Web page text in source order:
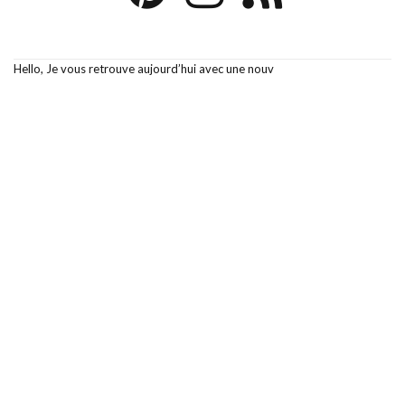
Hello, Je vous retrouve aujourd’hui avec une nouv